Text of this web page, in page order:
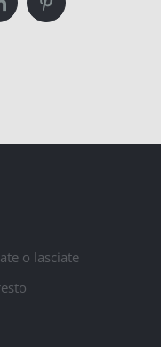
Pinterest
o lasciate